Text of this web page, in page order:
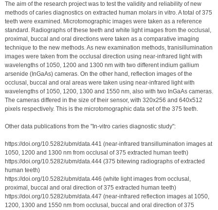
The aim of the research project was to test the validity and reliability of new
methods of caries diagnostics on extracted human molars in vitro. A total of 375
teeth were examined. Microtomographic images were taken as a reference
standard. Radiographs of these teeth and white light images from the occlusal,
proximal, buccal and oral directions were taken as a comparative imaging
technique to the new methods. As new examination methods, tranisillumination
images were taken from the occlusal direction using near-infrared light with
wavelengths of 1050, 1200 and 1300 nm with two different indium gallium
arsenide (InGaAs) cameras. On the other hand, reflection images of the
occlusal, buccal and oral areas were taken using near-infrared light with
wavelengths of 1050, 1200, 1300 and 1550 nm, also with two InGaAs cameras.
The cameras differed in the size of their sensor, with 320x256 and 640x512
pixels respectively. This is the microtomographic data set of the 375 teeth.
Other data publications from the "In-vitro caries diagnostic study":
https://doi.org/10.5282/ubm/data.441 (near-infrared transillumination images at
1050, 1200 and 1300 nm from occlusal of 375 extracted human teeth)
https://doi.org/10.5282/ubm/data.444 (375 bitewing radiographs of extracted
human teeth)
https://doi.org/10.5282/ubm/data.446 (white light images from occlusal,
proximal, buccal and oral direction of 375 extracted human teeth)
https://doi.org/10.5282/ubm/data.447 (near-infrared reflection images at 1050,
1200, 1300 and 1550 nm from occlusal, buccal and oral direction of 375